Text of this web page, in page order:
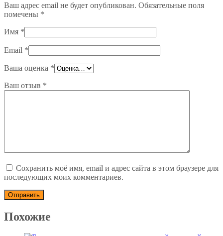
Ваш адрес email не будет опубликован. Обязательные поля
помечены *
Имя *
Email *
Ваша оценка *
Ваш отзыв *
Сохранить моё имя, email и адрес сайта в этом браузере для
последующих моих комментариев.
Похожие